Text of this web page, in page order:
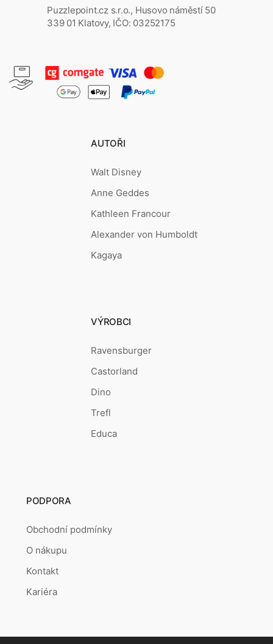
Puzzlepoint.cz s.r.o., Husovo náměstí 50
339 01 Klatovy, IČO: 03252175
AUTOŘI
Walt Disney
Anne Geddes
Kathleen Francour
Alexander von Humboldt
Kagaya
VÝROBCI
Ravensburger
Castorland
Dino
Trefl
Educa
PODPORA
Obchodní podmínky
O nákupu
Kontakt
Kariéra